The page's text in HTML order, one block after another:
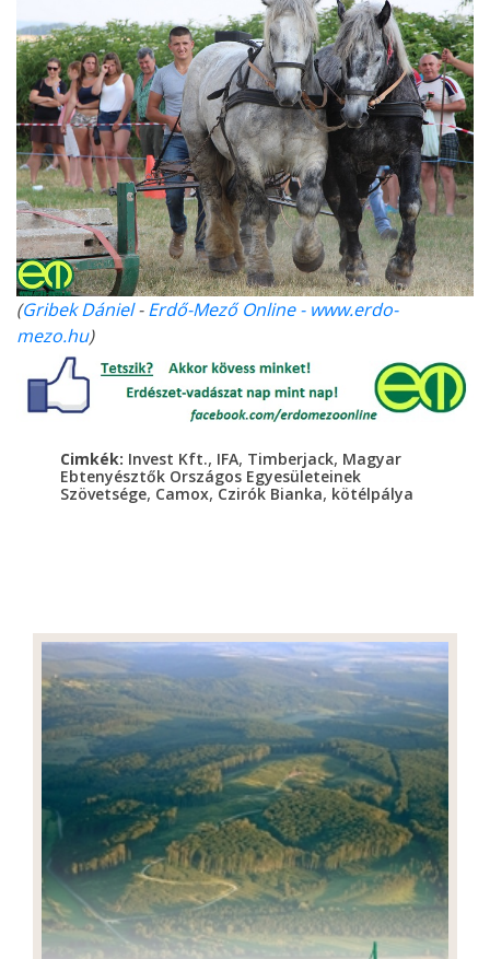
(Gribek Dániel-Erdő-Mező Online - www.erdo-
mezo.hu)
Cimkék: Invest Kft., IFA, Timberjack, Magyar
Ebtenyésztők Országos Egyesületeinek
Szövetsége, Camox,Czirók Bianka, kötélpálya